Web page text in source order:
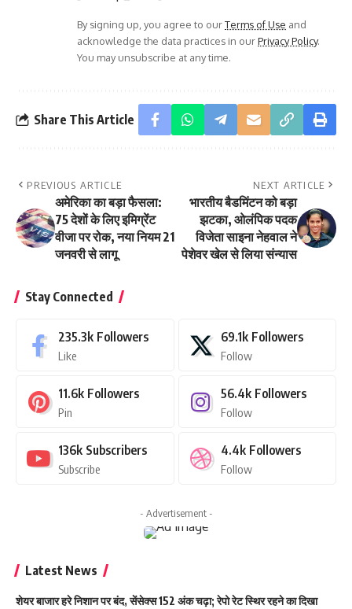
By signing up, you agree to ourTerms of Use and
acknowledge the data practices in ourPrivacy Policy.
You may unsubscribe at any time.
Share This Article
PREVIOUS ARTICLE
अमेरिका का बड़ा फैसला:
75 देशों के लिए इमिग्रेंट
वीजा पर रोक, नया नियम 21
जनवरी से लागू
NEXT ARTICLE
भारतीय बैडमिंटन को बड़ा
झटका, ओलंपिक पदक
विजेता साइना नेहवाल ने
पेशेवर खेल से लिया संन्यास
Stay Connected
235.3k Followers
Like
69.1k Followers
Follow
11.6k Followers
Pin
56.4k Followers
Follow
136k Subscribers
Subscribe
4.4k Followers
Follow
- Advertisement -
Latest News
शेयर बाजार हरे निशान पर बंद, सेंसेक्स 152 अंक चढ़ा; रेपो रेट स्थिर रहने का दिखा